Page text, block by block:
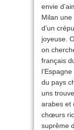
envie
Milan
d’un
joyeuse.
on
français
du pays
uns
arabes et
chœurs
suprême